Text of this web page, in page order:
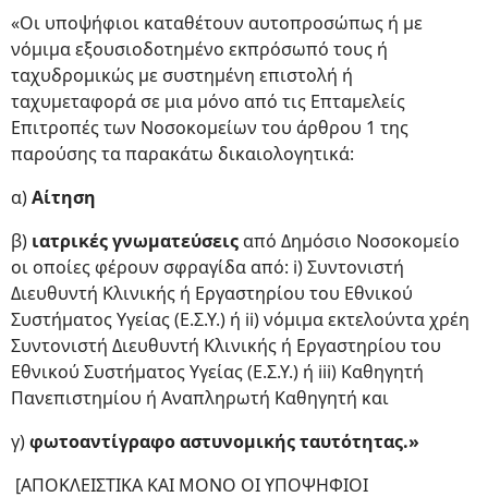
«Οι υποψήφιοι καταθέτουν αυτοπροσώπως ή με
νόμιμα εξουσιοδοτημένο εκπρόσωπό τους ή
ταχυδρομικώς με συστημένη επιστολή ή
ταχυμεταφορά σε μια μόνο από τις Επταμελείς
Επιτροπές των Νοσοκομείων του άρθρου 1 της
παρούσης τα παρακάτω δικαιολογητικά:
α)Αίτηση
β) ιατρικές γνωματεύσειςαπό Δημόσιο Νοσοκομείο
οι οποίες φέρουν σφραγίδα από: i) Συντονιστή
Διευθυντή Κλινικής ή Εργαστηρίου του Εθνικού
Συστήματος Υγείας (Ε.Σ.Υ.) ή ii) νόμιμα εκτελούντα χρέη
Συντονιστή Διευθυντή Κλινικής ή Εργαστηρίου του
Εθνικού Συστήματος Υγείας (Ε.Σ.Υ.) ή iii) Καθηγητή
Πανεπιστημίου ή Αναπληρωτή Καθηγητή και
γ)φωτοαντίγραφο αστυνομικής ταυτότητας.»
[ΑΠΟΚΛΕΙΣΤΙΚΑ ΚΑΙ ΜΟΝΟ ΟΙ ΥΠΟΨΗΦΙΟΙ